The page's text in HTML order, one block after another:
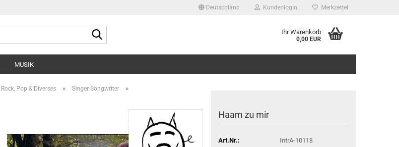
Deutschland Kundenlogin Merkzettel
Ihr Warenkorb
0,00 EUR
MUSIK
Rock, Pop & Diverses » Singer-Songwriter »
Haam zu mir
Art.Nr.:
IntrA-10118